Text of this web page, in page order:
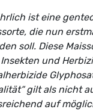
ist eine
die nun
soll. Diese
und
gilt als nicht
auf